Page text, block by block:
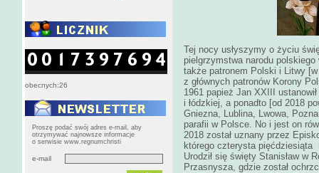
obecnych:26
Proszę podać swój adres e-mail, aby
otrzymywać najnowsze informacje
o serwisie www.regnumchristi
e-mail
Tej nocy usłyszymy o życiu
pielgrzymstwa narodu
także patronem Polski i Litwy [w
z głównych patronów Korony
1961 papież Jan XXIII
i łódzkiej, a ponadto [od 2018
Gniezna, Lublina, Lwowa,
parafii w Polsce. No i jest on
2018 został uznany przez
którego czterysta pięćdziesiąta
Urodził się święty Stanisław w
Przasnysza, gdzie został